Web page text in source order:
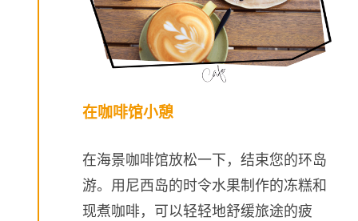
在咖啡馆小憩
在海景咖啡馆放松一下，结束您的环岛
游。用尼西岛的时令水果制作的冻糕和
现煮咖啡，可以轻轻地舒缓旅途的疲